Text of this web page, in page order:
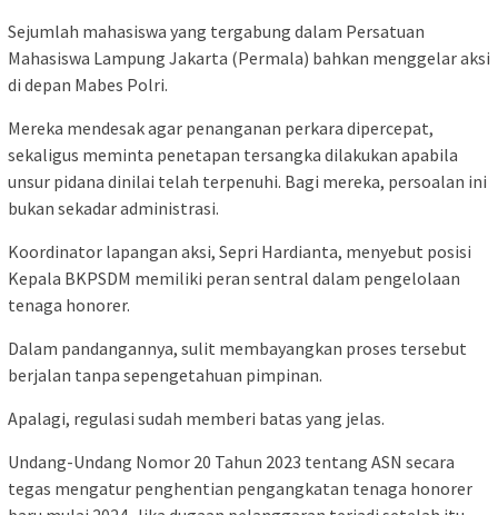
Sejumlah mahasiswa yang tergabung dalam Persatuan
Mahasiswa Lampung Jakarta (Permala) bahkan menggelar aksi
di depan Mabes Polri.
Mereka mendesak agar penanganan perkara dipercepat,
sekaligus meminta penetapan tersangka dilakukan apabila
unsur pidana dinilai telah terpenuhi. Bagi mereka, persoalan ini
bukan sekadar administrasi.
Koordinator lapangan aksi, Sepri Hardianta, menyebut posisi
Kepala BKPSDM memiliki peran sentral dalam pengelolaan
tenaga honorer.
Dalam pandangannya, sulit membayangkan proses tersebut
berjalan tanpa sepengetahuan pimpinan.
Apalagi, regulasi sudah memberi batas yang jelas.
Undang-Undang Nomor 20 Tahun 2023 tentang ASN secara
tegas mengatur penghentian pengangkatan tenaga honorer